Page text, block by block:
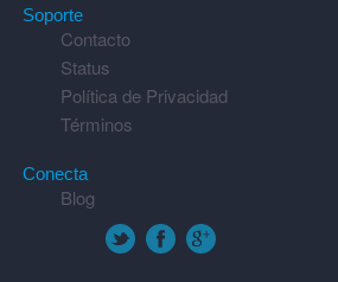
Soporte
Contacto
Status
Política de Privacidad
Términos
Conecta
Blog